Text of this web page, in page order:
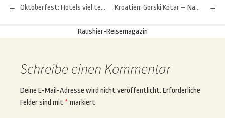
Beitragsnavigation
← Oktoberfest: Hotels viel teurer, Flugpreis steigen nur leicht →
Kroatien: Gorski Kotar – Naturschatz zum Anbeißen
Raushier-Reisemagazin
Schreibe einen Kommentar
Deine E-Mail-Adresse wird nicht veröffentlicht. Erforderliche
Felder sind mit * markiert